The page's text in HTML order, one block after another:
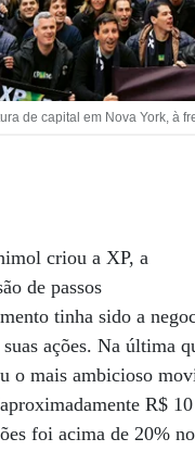
de capital em Nova York, à
criou a XP, a
de passos
tinha sido a
ações. Na última
o mais ambicioso
R$
foi acima de 20%